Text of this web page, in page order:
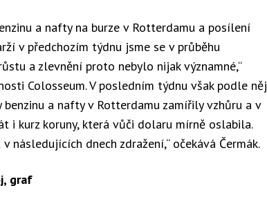
a nafty na burze v Rotterdamu a posílení
v předchozím týdnu jsme se v průběhu
a zlevnění proto nebylo nijak významné,“
Colosseum. V posledním týdnu však podle něj
benzinu a nafty v Rotterdamu zamířily vzhůru a v
i kurz koruny, která vůči dolaru mírně oslabila.
následujících dnech zdražení,“ očekává Čermák.
graf